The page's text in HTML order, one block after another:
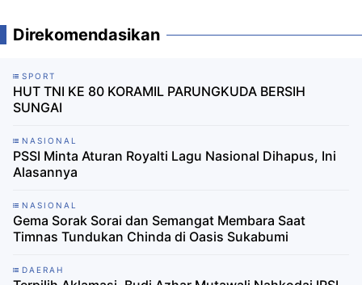
Direkomendasikan
SPORT
HUT TNI KE 80 KORAMIL PARUNGKUDA BERSIH
SUNGAI
NASIONAL
PSSI Minta Aturan Royalti Lagu Nasional Dihapus, Ini
Alasannya
NASIONAL
Gema Sorak Sorai dan Semangat Membara Saat
Timnas Tundukan Chinda di Oasis Sukabumi
DAERAH